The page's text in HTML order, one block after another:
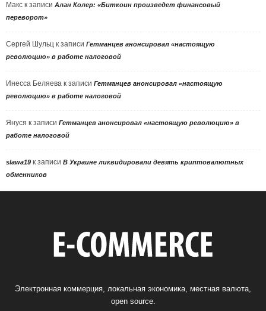
Макс к записи Алан Колер: «Биткоин произведет финансовый
переворот»
Сергей Шульц к записи Гетманцев анонсировал «настоящую
революцию» в работе налоговой
Инесса Беляева к записи Гетманцев анонсировал «настоящую
революцию» в работе налоговой
Януся к записи Гетманцев анонсировал «настоящую революцию» в
работе налоговой
slawa19 к записи В Украине ликвидировали девять криптовалютных
обменников
Электронная коммерция, локальная экономика, местная валюта,
open source.